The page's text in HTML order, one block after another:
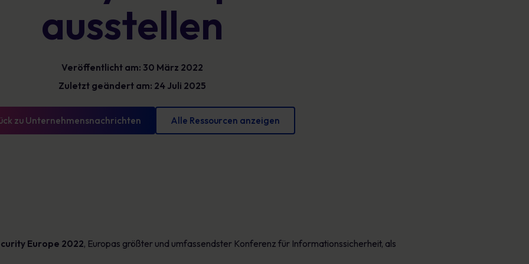
reduzieren und messbare Fortschritte
vorweisen können
Definitionen zur Cybersicherheit, die Sie kennen
sollten
ausstellen
Veröffentlicht am: 30 März 2022
Zuletzt geändert am: 24 Juli 2025
zu Unternehmensnachrichten Alle Ressourcen anzeigen
Europe 2022, Europas größter und umfassendster Konferenz für Informationssicherheit, als